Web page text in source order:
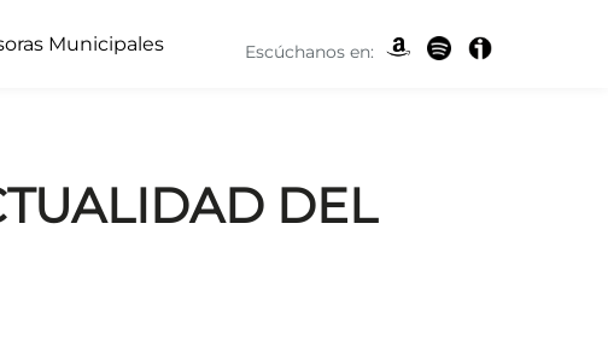
Municipales Escúchanos en:
DEL